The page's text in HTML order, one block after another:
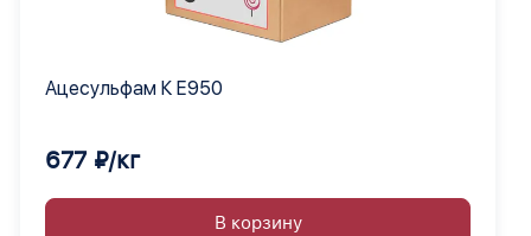
Ацесульфам К Е950
677 ₽/кг
В корзину